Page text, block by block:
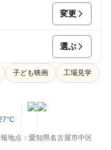
変更
選ぶ
子ども映画 工場見学
地点：愛知県名古屋市中区